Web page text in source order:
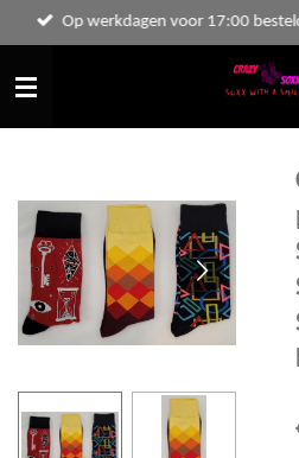
direct
naar
de
hoofdinhoud
Op werkdagen voor 17:00